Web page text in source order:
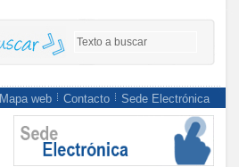
Mapa web Contacto Sede Electrónica